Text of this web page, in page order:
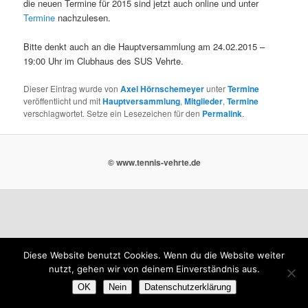
die neuen Termine für 2015 sind jetzt auch online und unter
Termine nachzulesen.
Bitte denkt auch an die Hauptversammlung am 24.02.2015 –
19:00 Uhr im Clubhaus des SUS Vehrte.
Dieser Eintrag wurde vonAxel HörnschemeyerunterTermine
veröffentlicht und mitHauptversammlung,Mitglieder,Termine
verschlagwortet. Setze ein Lesezeichen für den Permalink.
© www.tennis-vehrte.de
Diese Website benutzt Cookies. Wenn du die Website weiter
nutzt, gehen wir von deinem Einverständnis aus.
OK Nein Datenschutzerklärung